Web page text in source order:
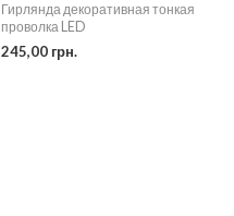
Гирлянда декоративная тонкая
проволка LED
245,00 грн.